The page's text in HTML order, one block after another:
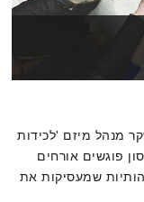
מנהל מיזם 'לכידות
פוגשים אורחים
שמעסיקות את